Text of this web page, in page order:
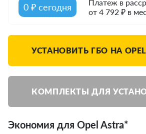
0 ₽ сегодня
Платеж в
от 4 792 ₽ в
УСТАНОВИТЬ ГБО НА OPEL
КОМПЛЕКТЫ ДЛЯ
Экономия для Opel Astra*